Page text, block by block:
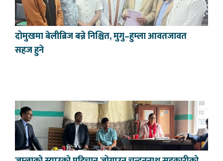
दोमुखमा बेलीब्रिज बन्ने निश्चित, मुगु–हुम्ला आवतजावत
सहज हुने